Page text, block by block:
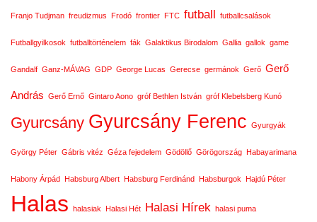
Franjo Tudjman freudizmus Frodó frontier FTC futball futballcsalások
Futballgyilkosok futballtörténelem fák Galaktikus Birodalom Gallia gallok game
Gandalf Ganz-MÁVAG GDP George Lucas Gerecse germánok Gerő Gerő
András Gerő Ernő Gintaro Aono gróf Bethlen István gróf Klebelsberg Kunó
Gyurcsány Gyurcsány Ferenc Gyurgyák
György Péter Gábris vitéz Géza fejedelem Gödöllő Görögország Habayarimana
Habony Árpád Habsburg Albert Habsburg Ferdinánd Habsburgok Hajdú Péter
Halas halasiak Halasi Hét Halasi Hírek halasi puma